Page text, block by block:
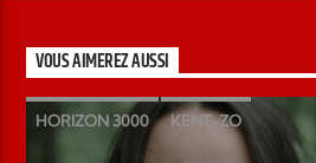
VOUS AIMEREZ AUSSI
HORIZON 3000 KENT-ZO